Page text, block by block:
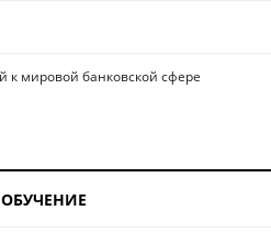
к мировой банковской сфере
ОБУЧЕНИЕ